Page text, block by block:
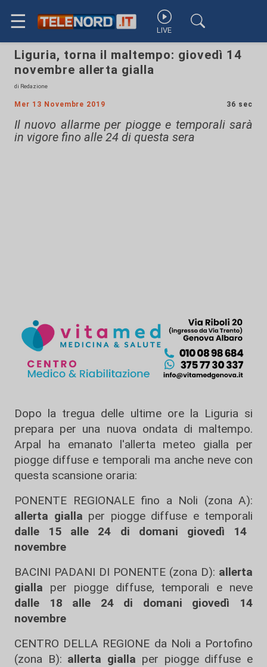
☰ LIVE
Liguria, torna il maltempo: giovedì 14
novembre allerta gialla
di Redazione
Mer 13 Novembre 2019 36 sec
Il nuovo allarme per piogge e temporali sarà
in vigore fino alle 24 di questa sera
Dopo la tregua delle ultime ore la Liguria si
prepara per una nuova ondata di maltempo.
Arpal ha emanato l'allerta meteo gialla per
piogge diffuse e temporali ma anche neve con
questa scansione oraria:
PONENTE REGIONALE fino a Noli (zona A):
allerta gialla per piogge diffuse e temporali
dalle 15 alle 24 di domani giovedì 14
novembre
BACINI PADANI DI PONENTE (zona D): allerta
gialla per piogge diffuse, temporali e neve
dalle 18 alle 24 di domani giovedì 14
novembre
CENTRO DELLA REGIONE da Noli a Portofino
(zona B): allerta gialla per piogge diffuse e